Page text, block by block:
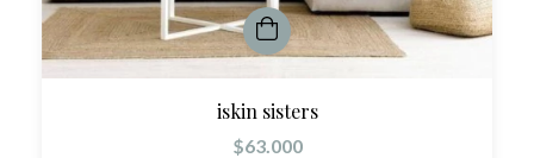
iskin sisters
$63.000